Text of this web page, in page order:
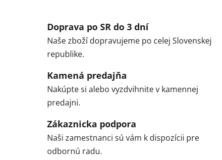
Doprava po SR do 3 dní
Naše zboží dopravujeme po celej Slovenskej
republike.
Kamená predajňa
Nakúpte si alebo vyzdvihnite v kamennej
predajni.
Zákaznicka podpora
Naši zamestnanci sú vám k dispozícii pre
odbornú radu.